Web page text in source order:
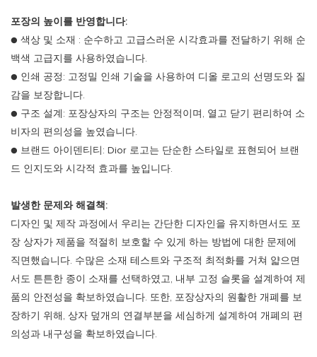
포장의 높이를 반영합니다:
● 색상 및 소재 : 순수하고 고급스러운 시각효과를 전달하기 위해 순
백색 고급지를 사용하였습니다.
● 인쇄 공정: 고정밀 인쇄 기술을 사용하여 디올 로고의 선명도와 질
감을 보장합니다.
● 구조 설계: 포장상자의 구조는 안정적이며, 열고 닫기 편리하여 소
비자의 편의성을 높였습니다.
● 브랜드 아이덴티티: Dior 로고는 단순한 스타일로 표현되어 브랜
드 인지도와 시각적 효과를 높입니다.
발생한 문제와 해결책:
디자인 및 제작 과정에서 우리는 간단한 디자인을 유지하면서도 포
장 상자가 제품을 적절히 보호할 수 있게 하는 방법에 대한 문제에
직면했습니다. 수많은 소재 테스트와 구조적 최적화를 거쳐 얇으면
서도 튼튼한 종이 소재를 선택하였고, 내부 고정 슬롯을 설계하여 제
품의 안전성을 확보하였습니다. 또한, 포장상자의 원활한 개폐를 보
장하기 위해, 상자 덮개의 연결부분을 세심하게 설계하여 개폐의 편
의성과 내구성을 확보하였습니다.